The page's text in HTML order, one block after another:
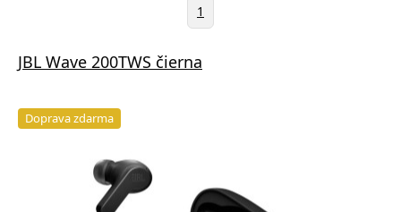
1
JBL Wave 200TWS čierna
Doprava zdarma